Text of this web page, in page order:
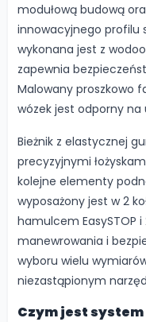
modułową budową
innowacyjnego profilu
wykonana jest z
zapewnia
Malowany proszkowo
wózek jest odporny
Bieżnik z elastycznej
precyzyjnymi
kolejne elementy
wyposażony jest w 2
hamulcem EasySTOP i
manewrowania i
wyboru wielu
niezastąpionym
Czym jest system